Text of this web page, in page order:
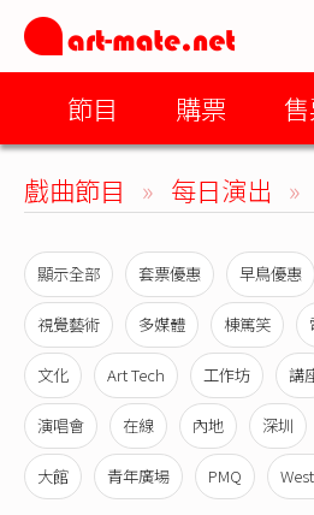
節目 購票
戲曲節目 » 每日演出 »
顯示全部 套票優惠 早鳥優惠
視覺藝術 多媒體 棟篤笑
文化 Art Tech 工作坊 講
演唱會 在線 內地 深圳
大館 青年廣場 PMQ